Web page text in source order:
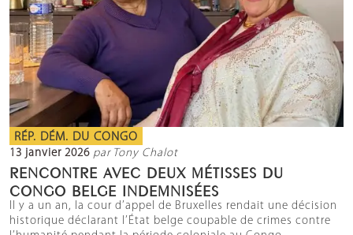
RÉP. DÉM. DU CONGO
13 janvier 2026 par Tony Chalot
RENCONTRE AVEC DEUX MÉTISSES DU
CONGO BELGE INDEMNISÉES
Il y a un an, la cour d’appel de Bruxelles rendait une décision
historique déclarant l’État belge coupable de crimes contre